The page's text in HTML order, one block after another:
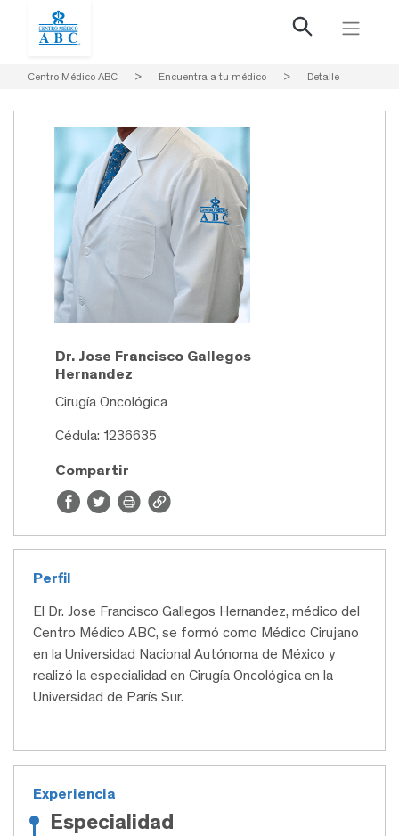
Centro Médico ABC > Encuentra a tu médico > Detalle
Dr. Jose Francisco Gallegos
Hernandez
Cirugía Oncológica
Cédula: 1236635
Compartir
Perfil
El Dr. Jose Francisco Gallegos Hernandez, médico del
Centro Médico ABC, se formó como Médico Cirujano
en la Universidad Nacional Autónoma de México y
realizó la especialidad en Cirugía Oncológica en la
Universidad de París Sur.
Experiencia
Especialidad